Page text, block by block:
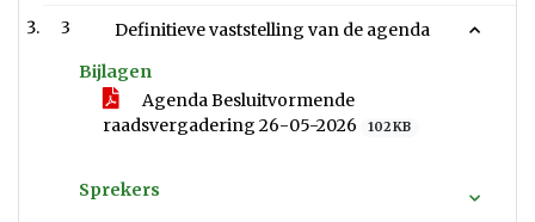
3
Definitieve vaststelling van de agenda
Bijlagen
Agenda Besluitvormende
raadsvergadering 26-05-2026
102 KB
Sprekers